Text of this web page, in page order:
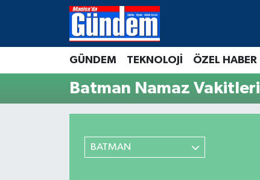
GÜNDEM TEKNOLOJİ ÖZEL HABER
Batman Namaz Vakitleri
BATMAN
Manisa Hava Durumu
Manisa Trafik Yoğunluk Haritası
Süper Lig Puan Durumu ve Fikstür
Tüm Manşetler